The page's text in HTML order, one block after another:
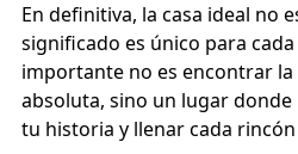
En definitiva, la casa ideal no
significado es único para
importante no es encontrar
absoluta, sino un lugar
tu historia y llenar cada